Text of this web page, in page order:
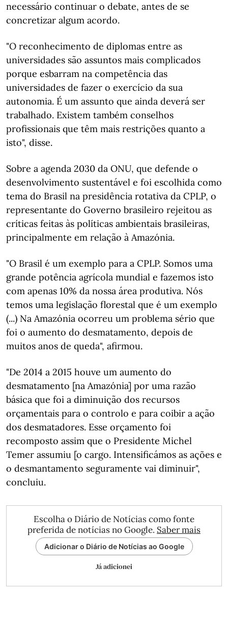
necessário continuar o debate, antes de se
concretizar algum acordo.
"O reconhecimento de diplomas entre as
universidades são assuntos mais complicados
porque esbarram na competência das
universidades de fazer o exercício da sua
autonomia. É um assunto que ainda deverá ser
trabalhado. Existem também conselhos
profissionais que têm mais restrições quanto a
isto", disse.
Sobre a agenda 2030 da ONU, que defende o
desenvolvimento sustentável e foi escolhida como
tema do Brasil na presidência rotativa da CPLP, o
representante do Governo brasileiro rejeitou as
críticas feitas às políticas ambientais brasileiras,
principalmente em relação à Amazónia.
"O Brasil é um exemplo para a CPLP. Somos uma
grande potência agrícola mundial e fazemos isto
com apenas 10% da nossa área produtiva. Nós
temos uma legislação florestal que é um exemplo
(...) Na Amazónia ocorreu um problema sério que
foi o aumento do desmatamento, depois de
muitos anos de queda", afirmou.
"De 2014 a 2015 houve um aumento do
desmatamento [na Amazónia] por uma razão
básica que foi a diminuição dos recursos
orçamentais para o controlo e para coibir a ação
dos desmatadores. Esse orçamento foi
recomposto assim que o Presidente Michel
Temer assumiu [o cargo. Intensificámos as ações e
o desmantamento seguramente vai diminuir",
concluiu.
Escolha o Diário de Notícias como fonte
preferida de notícias no Google. Saber mais
Adicionar o Diário de Notícias ao Google
Já adicionei